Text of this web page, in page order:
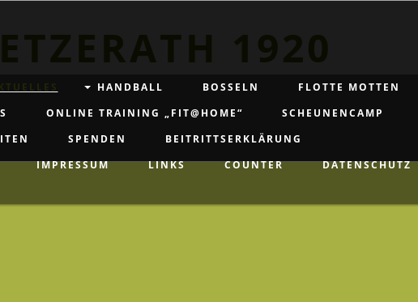
1920
HANDBALL BOSSELN
FLOTTE MOTTEN
ONLINE TRAINING „FIT@HOME“
SCHEUNENCAMP
SPENDEN
BEITRITTSERKLÄRUNG
IMPRESSUM LINKS COUNTER
DATENSCHUTZ